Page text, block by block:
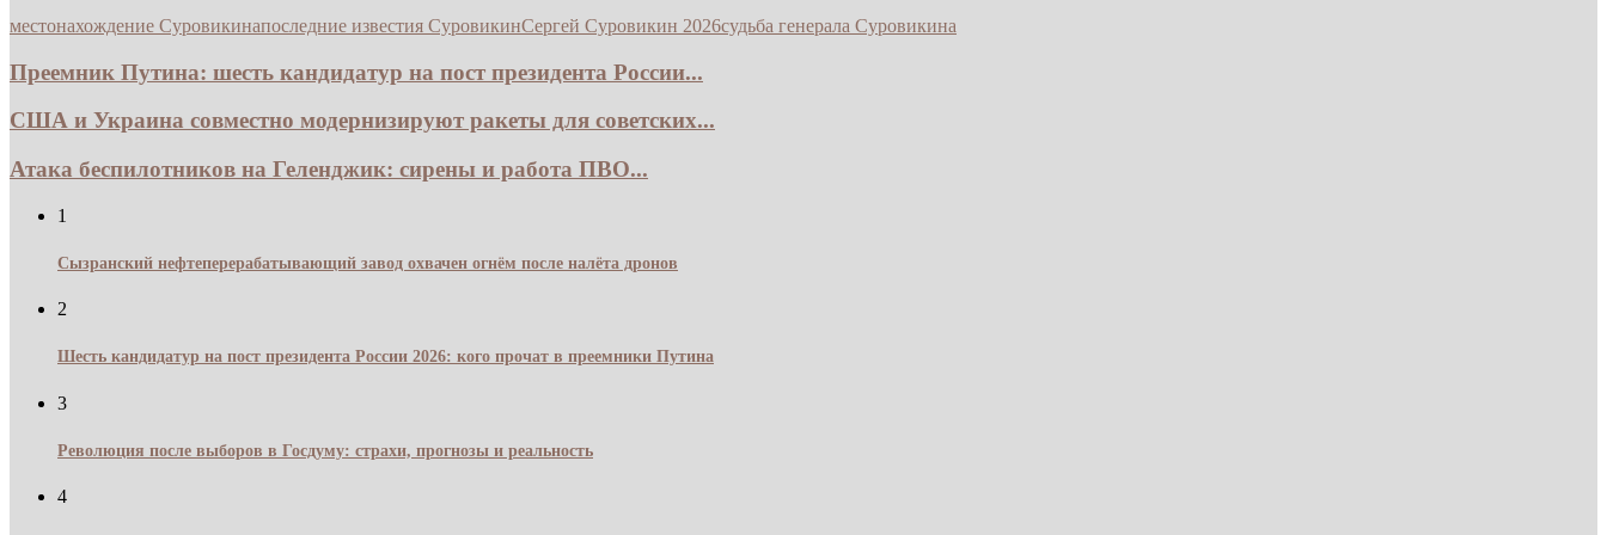
местонахождение Суровикинапоследние известия СуровикинСергей Суровикин 2026судьба генерала Суровикина
Преемник Путина: шесть кандидатур на пост президента России...
США и Украина совместно модернизируют ракеты для советских...
Атака беспилотников на Геленджик: сирены и работа ПВО...
1
Сызранский нефтеперерабатывающий завод охвачен огнём после налёта дронов
2
Шесть кандидатур на пост президента России 2026: кого прочат в преемники Путина
3
Революция после выборов в Госдуму: страхи, прогнозы и реальность
4